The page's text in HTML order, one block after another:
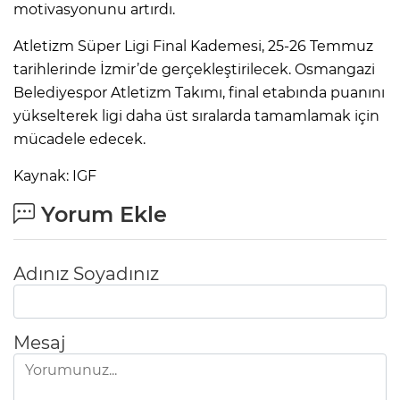
motivasyonunu artırdı.
Atletizm Süper Ligi Final Kademesi, 25-26 Temmuz
tarihlerinde İzmir’de gerçekleştirilecek. Osmangazi
Belediyespor Atletizm Takımı, final etabında puanını
yükselterek ligi daha üst sıralarda tamamlamak için
mücadele edecek.
Kaynak: IGF
Yorum Ekle
Adınız Soyadınız
Mesaj